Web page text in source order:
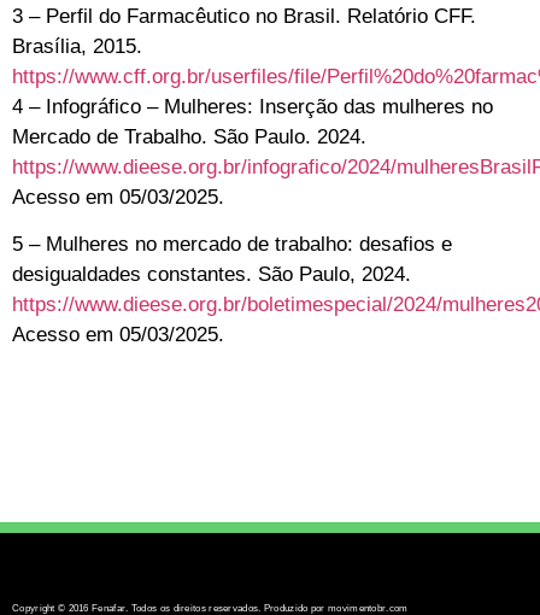
3 – Perfil do Farmacêutico no Brasil. Relatório CFF.
Brasília, 2015.
https://www.cff.org.br/userfiles/file/
4 – Infográfico – Mulheres: Inserção das mulheres no
Mercado de Trabalho. São Paulo. 2024.
https://www.dieese.org.br/infografico/2024/
Acesso em 05/03/2025.
5 – Mulheres no mercado de trabalho: desafios e
desigualdades constantes. São Paulo, 2024.
https://www.dieese.org.br/boletimespecial/2024/
Acesso em 05/03/2025.
Copyright © 2016 Fenafar. Todos os direitos reservados. Produzido por movimentobr.com